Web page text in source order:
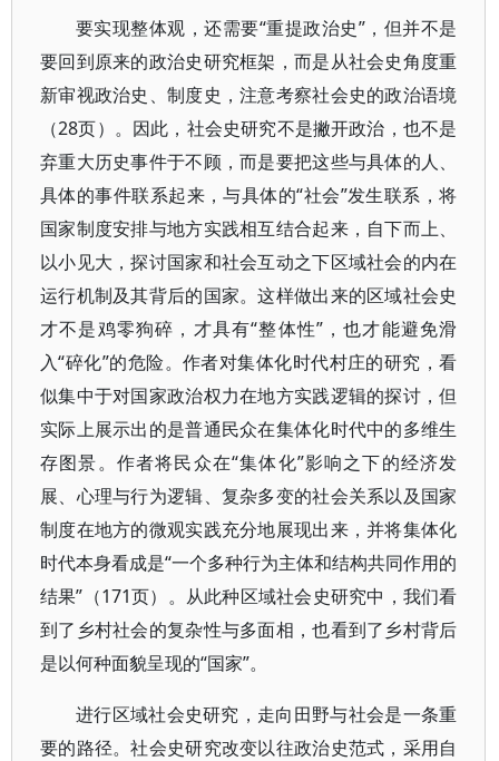
要实现整体观，还需要“重提政治史”，但并不是
要回到原来的政治史研究框架，而是从社会史角度重
新审视政治史、制度史，注意考察社会史的政治语境
（28页）。因此，社会史研究不是撇开政治，也不是
弃重大历史事件于不顾，而是要把这些与具体的人、
具体的事件联系起来，与具体的“社会”发生联系，将
国家制度安排与地方实践相互结合起来，自下而上、
以小见大，探讨国家和社会互动之下区域社会的内在
运行机制及其背后的国家。这样做出来的区域社会史
才不是鸡零狗碎，才具有“整体性”，也才能避免滑
入“碎化”的危险。作者对集体化时代村庄的研究，看
似集中于对国家政治权力在地方实践逻辑的探讨，但
实际上展示出的是普通民众在集体化时代中的多维生
存图景。作者将民众在“集体化”影响之下的经济发
展、心理与行为逻辑、复杂多变的社会关系以及国家
制度在地方的微观实践充分地展现出来，并将集体化
时代本身看成是“一个多种行为主体和结构共同作用的
结果”（171页）。从此种区域社会史研究中，我们看
到了乡村社会的复杂性与多面相，也看到了乡村背后
是以何种面貌呈现的“国家”。
进行区域社会史研究，走向田野与社会是一条重
要的路径。社会史研究改变以往政治史范式，采用自